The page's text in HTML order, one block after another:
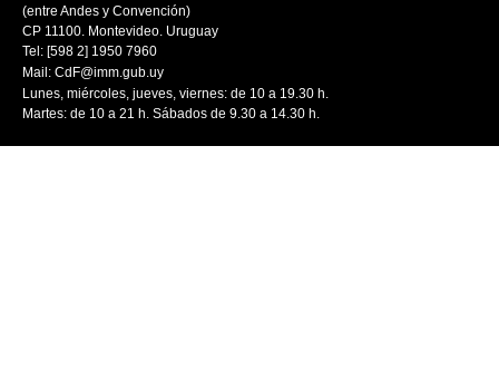
(entre Andes y Convención)
CP 11100. Montevideo. Uruguay
Tel: [598 2] 1950 7960
Mail: CdF@imm.gub.uy
Lunes, miércoles, jueves, viernes: de 10 a 19.30 h.
Martes: de 10 a 21 h. Sábados de 9.30 a 14.30 h.